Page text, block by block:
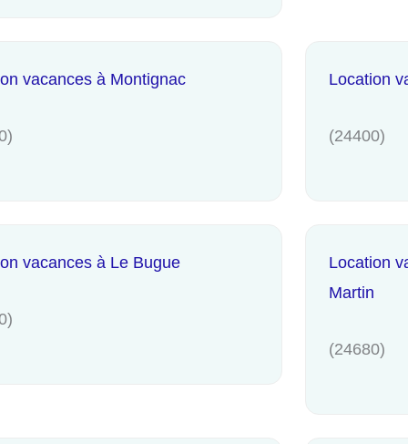
vacances à Montignac Location
(24400)
vacances à Le Bugue
Location
Martin
(24680)